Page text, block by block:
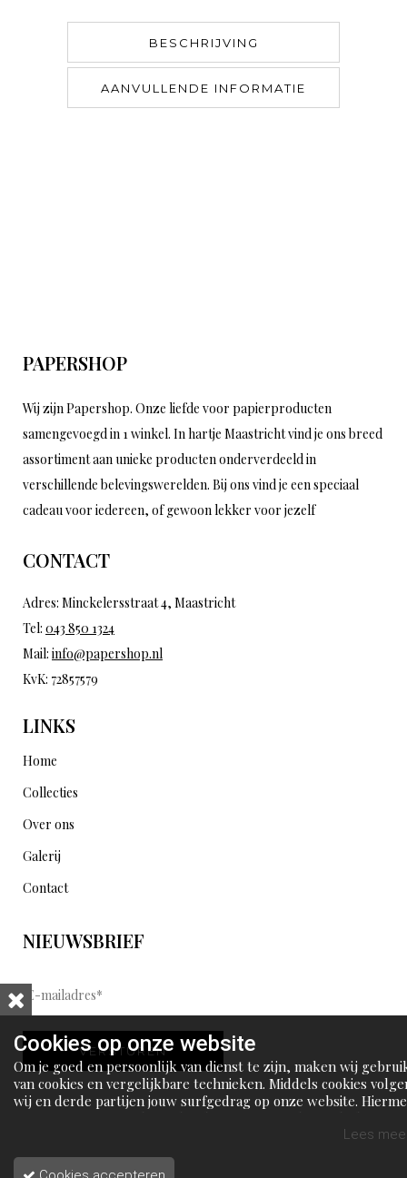
BESCHRIJVING
AANVULLENDE INFORMATIE
PAPERSHOP
Wij zijn Papershop. Onze liefde voor papierproducten
samengevoegd in 1 winkel. In hartje Maastricht vind je ons breed
assortiment aan unieke producten onderverdeeld in
verschillende belevingswerelden. Bij ons vind je een speciaal
cadeau voor iedereen, of gewoon lekker voor jezelf
CONTACT
Adres: Minckelersstraat 4, Maastricht
Tel: 043 850 1324
Mail: info@papershop.nl
KvK: 72857579
LINKS
Home
Collecties
Over ons
Galerij
Contact
NIEUWSBRIEF
E
-
m
a
i
l
d
VERSTUREN
Cookies op onze website
Om je goed en persoonlijk van dienst te zijn, maken wij
van cookies en vergelijkbare technieken. Middels cookies
wij en derde partijen jouw surfgedrag op onze website.
Lees